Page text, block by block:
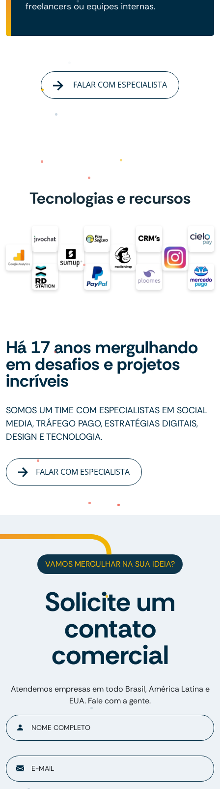
freelancers ou equipes internas.
FALAR COM ESPECIALISTA
Tecnologias e recursos
Há 17 anos mergulhando
em desafios e projetos
incríveis
SOMOS UM TIME COM ESPECIALISTAS EM SOCIAL
MEDIA, TRÁFEGO PAGO, ESTRATÉGIAS DIGITAIS,
DESIGN E TECNOLOGIA.
FALAR COM ESPECIALISTA
VAMOS MERGULHAR NA SUA IDEIA?
Solicite um
contato
comercial
Atendemos empresas em todo Brasil, América Latina e
EUA. Fale com a gente.
NOME COMPLETO
E-MAIL